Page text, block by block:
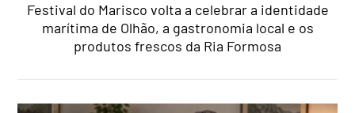
Festival do Marisco volta a celebrar a identidade
marítima de Olhão, a gastronomia local e os
produtos frescos da Ria Formosa